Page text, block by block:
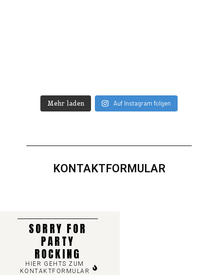
Mehr laden Auf Instagram folgen
KONTAKTFORMULAR
SORRY FOR
PARTY
ROCKING
HIER GEHTS ZUM
KONTAKTFORMULAR